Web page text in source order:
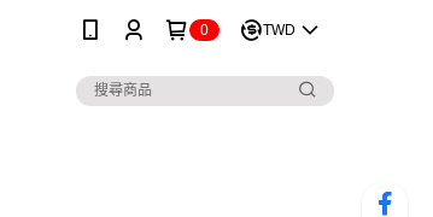
0 TWD